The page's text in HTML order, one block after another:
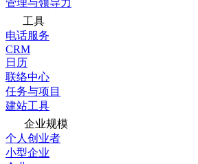
管理与领导力
工具
电话服务
CRM
日历
联络中心
任务与项目
建站工具
企业规模
个人创业者
小型企业